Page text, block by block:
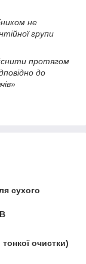
не
групи
протягом
до
сухого
тонкої очистки)